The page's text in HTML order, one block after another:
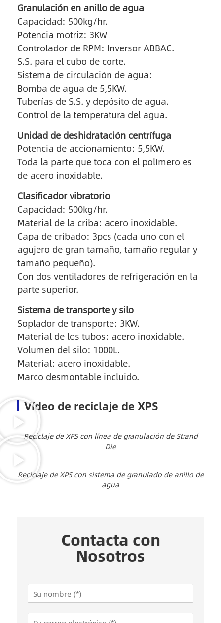
Granulación en anillo de agua
Capacidad: 500kg/hr.
Potencia motriz: 3KW
Controlador de RPM: Inversor ABBAC.
S.S. para el cubo de corte.
Sistema de circulación de agua:
Bomba de agua de 5,5KW.
Tuberías de S.S. y depósito de agua.
Control de la temperatura del agua.
Unidad de deshidratación centrífuga
Potencia de accionamiento: 5,5KW.
Toda la parte que toca con el polímero es
de acero inoxidable.
Clasificador vibratorio
Capacidad: 500kg/hr.
Material de la criba: acero inoxidable.
Capa de cribado: 3pcs (cada uno con el
agujero de gran tamaño, tamaño regular y
tamaño pequeño).
Con dos ventiladores de refrigeración en la
parte superior.
Sistema de transporte y silo
Soplador de transporte: 3KW.
Material de los tubos: acero inoxidable.
Volumen del silo: 1000L.
Material: acero inoxidable.
Marco desmontable incluido.
Vídeo de reciclaje de XPS
Reciclaje de XPS con línea de granulación de Strand
Die
Reciclaje de XPS con sistema de granulado de anillo de
agua
Contacta con
Nosotros
N
E